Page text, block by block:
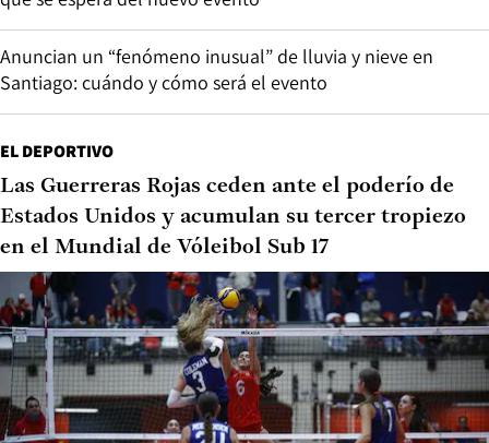
Anuncian un “fenómeno inusual” de lluvia y nieve en
Santiago: cuándo y cómo será el evento
EL DEPORTIVO
Las Guerreras Rojas ceden ante el poderío de
Estados Unidos y acumulan su tercer tropiezo
en el Mundial de Vóleibol Sub 17